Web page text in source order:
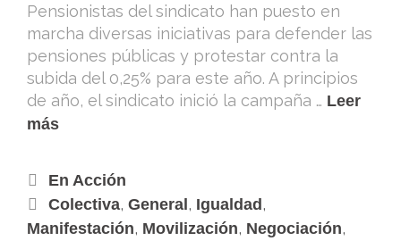
Pensionistas del sindicato han puesto en
marcha diversas iniciativas para defender las
pensiones públicas y protestar contra la
subida del 0,25% para este año. A principios
de año, el sindicato inició la campaña … Leer
más
En Acción
Colectiva, General, Igualdad,
Manifestación, Movilización, Negociación,